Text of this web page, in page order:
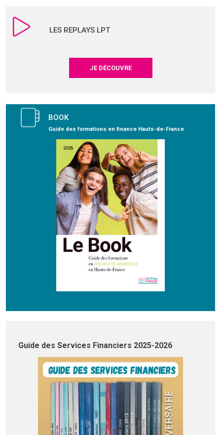
LES REPLAYS LPT
JE DÉCOUVRE
BOOK
Guide des formations en finance Hauts-de-France
Guide des Services Financiers 2025-2026